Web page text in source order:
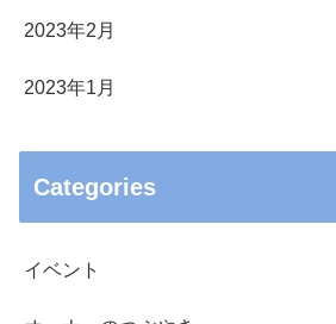
2023年2月
2023年1月
Categories
イベント